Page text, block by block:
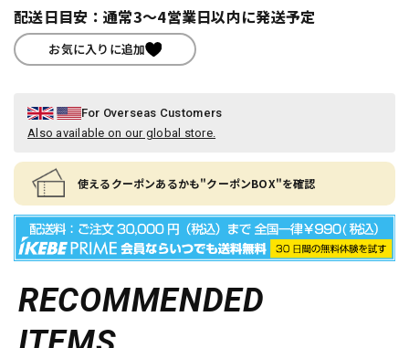
配送日目安：通常3～4営業日以内に発送予定
お気に入りに追加
For Overseas Customers
Also available on our global store.
使えるクーポンあるかも"クーポンBOX"を確認
RECOMMENDED